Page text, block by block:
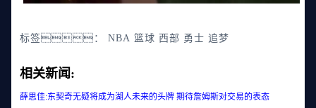
标签： NBA 篮球 西部 勇士 追梦
相关新闻:
薛思佳:东契奇无疑将成为湖人未来的头牌 期待詹姆斯对交易的表态